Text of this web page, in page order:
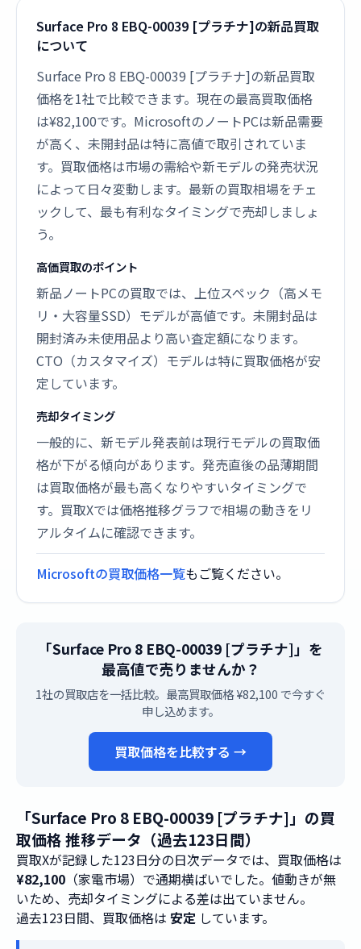
Surface Pro 8 EBQ-00039 [プラチナ]の新品買取
について
Surface Pro 8 EBQ-00039 [プラチナ]の新品買取
価格を1社で比較できます。現在の最高買取価格
は¥82,100です。MicrosoftのノートPCは新品需要
が高く、未開封品は特に高値で取引されていま
す。買取価格は市場の需給や新モデルの発売状況
によって日々変動します。最新の買取相場をチェ
ックして、最も有利なタイミングで売却しましょ
う。
高価買取のポイント
新品ノートPCの買取では、上位スペック（高メモ
リ・大容量SSD）モデルが高値です。未開封品は
開封済み未使用品より高い査定額になります。
CTO（カスタマイズ）モデルは特に買取価格が安
定しています。
売却タイミング
一般的に、新モデル発表前は現行モデルの買取価
格が下がる傾向があります。発売直後の品薄期間
は買取価格が最も高くなりやすいタイミングで
す。買取Xでは価格推移グラフで相場の動きをリ
アルタイムに確認できます。
Microsoftの買取価格一覧もご覧ください。
「Surface Pro 8 EBQ-00039 [プラチナ]」を
最高値で売りませんか？
1社の買取店を一括比較。最高買取価格 ¥82,100 で今すぐ
申し込めます。
買取価格を比較する →
「Surface Pro 8 EBQ-00039 [プラチナ]」の買
取価格 推移データ（過去123日間）
買取Xが記録した123日分の日次データでは、買取価格は
¥82,100 （家電市場）で通期横ばいでした。値動きが無
いため、売却タイミングによる差は出ていません。
過去123日間、買取価格は 安定 しています。